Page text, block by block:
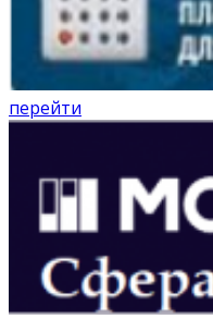
перейти